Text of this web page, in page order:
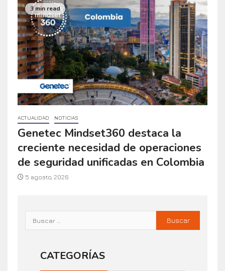
3 min read
ACTUALIDAD NOTICIAS
Genetec Mindset360 destaca la
creciente necesidad de operaciones
de seguridad unificadas en Colombia
5 agosto, 2026
CATEGORÍAS